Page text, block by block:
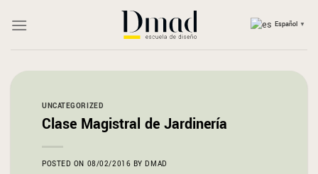
Español ▼
UNCATEGORIZED
Clase Magistral de Jardinería
POSTED ON 08/02/2016 BYDMAD